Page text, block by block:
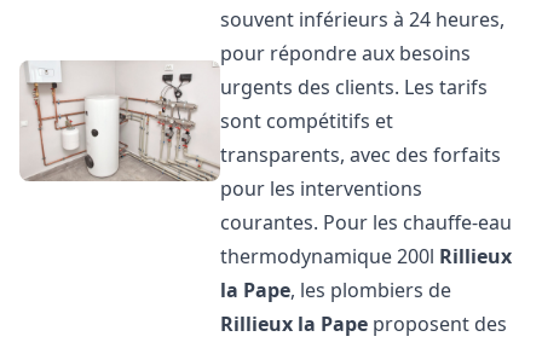
souvent inférieurs à 24 heures,
pour répondre aux besoins
urgents des clients. Les tarifs
sont compétitifs et
transparents, avec des forfaits
pour les interventions
courantes. Pour les chauffe-eau
thermodynamique 200l Rillieux
la Pape, les plombiers de
Rillieux la Pape proposent des